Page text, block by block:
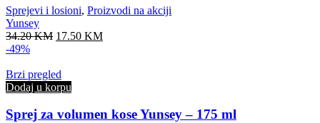
Sprejevi i losioni, Proizvodi na akciji
Yunsey
34.20KM Original
34.20 KM.
17.50 KMCurrent
-49%
Brzi pregled
Dodaj u korpu
Sprej za volumen kose Yunsey – 175 ml